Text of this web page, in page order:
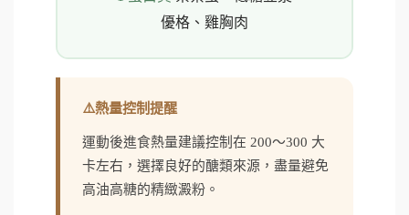
優格、雞胸肉
熱量控制提醒
運動後進食熱量建議控制在 200～300 大
卡左右，選擇良好的醣類來源，盡量避免
高油高糖的精緻澱粉。